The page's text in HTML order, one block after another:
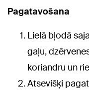
Pagatavošana
Lielā bļodā
gaļu,
koriandru un
Atsevišķi